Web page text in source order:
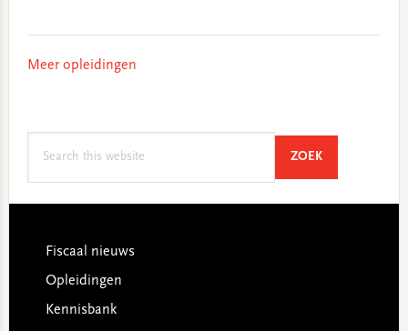
Meer opleidingen
ZOEKSEARCH
Footer
Fiscaal nieuws
Opleidingen
Kennisbank